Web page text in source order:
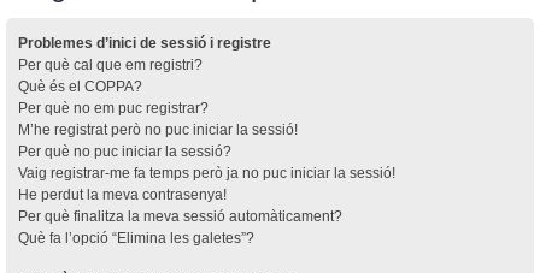
Problemes d’inici de sessió i registre
Per què cal que em registri?
Què és el COPPA?
Per què no em puc registrar?
M’he registrat però no puc iniciar la sessió!
Per què no puc iniciar la sessió?
Vaig registrar-me fa temps però ja no puc iniciar la sessió!
He perdut la meva contrasenya!
Per què finalitza la meva sessió automàticament?
Què fa l’opció “Elimina les galetes”?